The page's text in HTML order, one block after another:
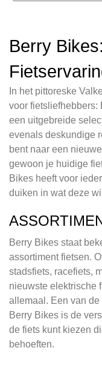
Berry
In het pittoreske
voor fietsliefhebbers:
een uitgebreide
evenals deskundige
bent naar een
gewoon je huidige
Bikes heeft voor
duiken in wat deze
Berry Bikes staat
assortiment fietsen.
stadsfiets, racefiets,
nieuwste elektrische
allemaal. Een van
Berry Bikes is de
de fiets kunt kiezen
behoeften.